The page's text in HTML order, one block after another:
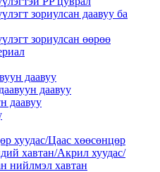
зориулсан даавуу ба
зориулсан өөрөө
даавуу
даавуу
даавуу
хуудас/Цаас хөөсөнцөр
хавтан/Акрил хуудас/
нийлмэл хавтан